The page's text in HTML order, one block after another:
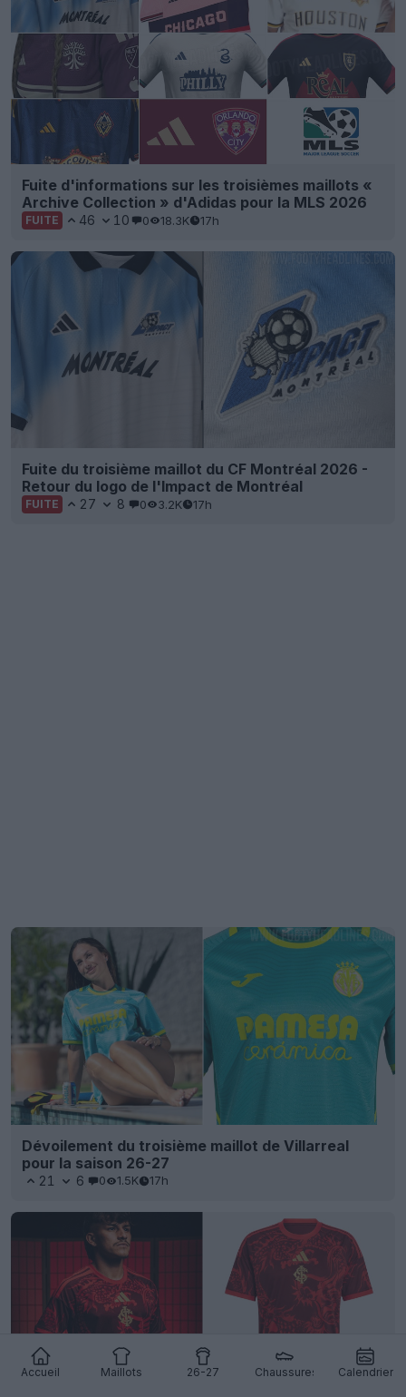
Accueil Maillots 26-27 Chaussures Calendrier
Fuite d'informations sur les troisièmes maillots «
Archive Collection » d'Adidas pour la MLS 2026
FUITE 46 10 0 18.3K 17h
Fuite du troisième maillot du CF Montréal 2026 -
Retour du logo de l'Impact de Montréal
FUITE 27 8 0 3.2K 17h
Dévoilement du troisième maillot de Villarreal
pour la saison 26-27
21 6 0 1.5K 17h